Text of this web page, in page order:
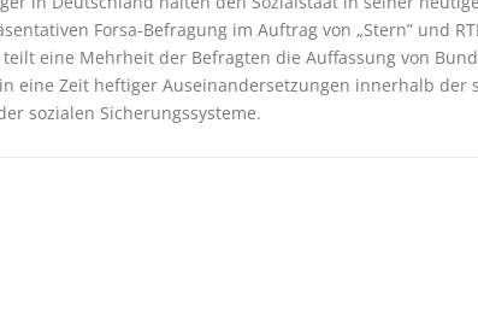
Forsa-Befragung im Auftrag von „Stern” und
eine Mehrheit der Befragten die Auffassung von
eine Zeit heftiger Auseinandersetzungen innerhalb der
sozialen Sicherungssysteme.